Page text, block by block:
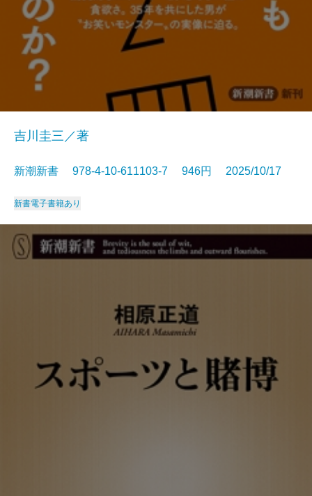
吉川圭三／著
新潮新書 978-4-10-611103-7 946円 2025/10/17
新書電子書籍あり